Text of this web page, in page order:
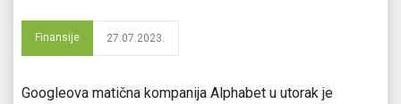
Finansije 27.07.2023.
Googleova matična kompanija Alphabet u utorak je